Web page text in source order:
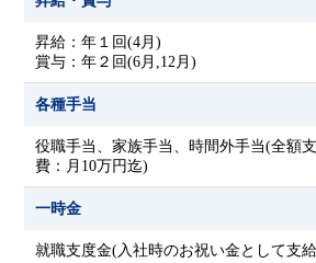
昇給：年１回(4月)
賞与：年２回(6月,12月)
各種手当
役職手当、家族手当、時間外手当(全額
費：月10万円迄)
一時金
就職支度金(入社時のお祝い金として支